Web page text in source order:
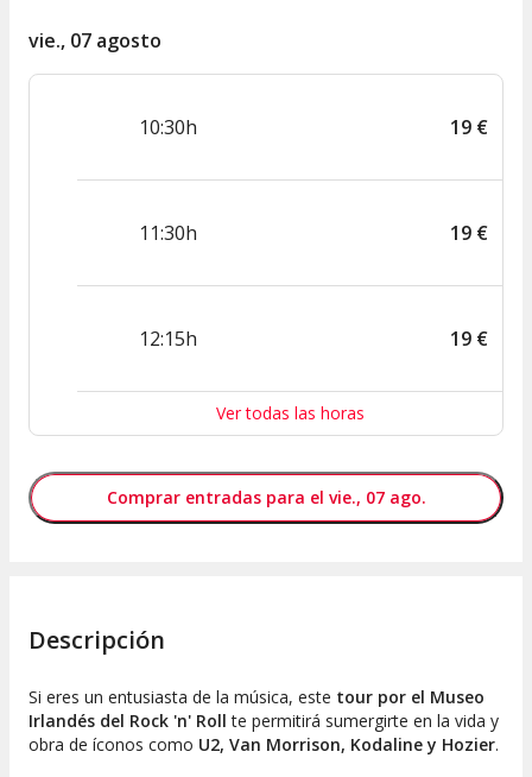
vie., 07 agosto
10:30h 19 €
11:30h 19 €
12:15h 19 €
Ver todas las horas
Comprar entradas para el vie., 07 ago.
Descripción
Si eres un entusiasta de la música, este tour por el Museo
Irlandés del Rock 'n' Roll te permitirá sumergirte en la vida y
obra de íconos como U2, Van Morrison, Kodaline y Hozier.